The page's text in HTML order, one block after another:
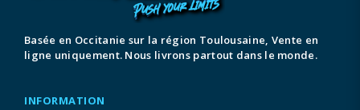
Basée en Occitanie sur la région Toulousaine, Vente en
ligne uniquement. Nous livrons partout dans le monde.
INFORMATION